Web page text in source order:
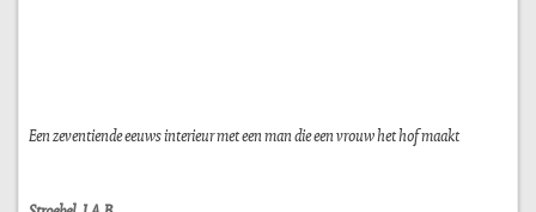
Een zeventiende eeuws interieur met een man die een vrouw het hof maakt